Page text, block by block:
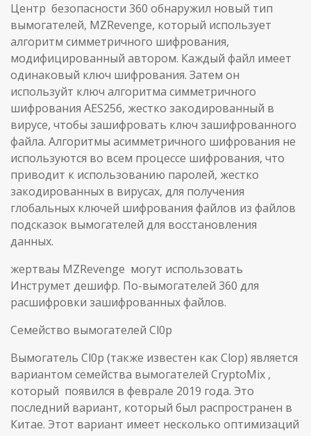
Центр безопасности 360 обнаружил новый тип
вымогателей, MZRevenge, который использует
алгоритм симметричного шифрования,
модифицированный автором. Каждый файл имеет
одинаковый ключ шифрования. Затем он
используйт ключ алгоритма симметричного
шифрования AES256, жестко закодированный в
вирусе, чтобы зашифровать ключ зашифрованного
файла. Алгоритмы асимметричного шифрования не
используются во всем процессе шифрования, что
приводит к использованию паролей, жестко
закодированных в вирусах, для получения
глобальных ключей шифрования файлов из файлов
подсказок вымогателей для восстановления
данных.
жертваы MZRevenge могут использовать
Инструмет дешифр. По-вымогателей 360 для
расшифровки зашифрованных файлов.
Семейство вымогателей Cl0p
Вымогатель Cl0p (также известен как Clop) является
вариантом семейства вымогателей CryptoMix ,
который появился в феврале 2019 года. Это
последний вариант, который был распространен в
Китае. Этот вариант имеет несколько оптимизаций